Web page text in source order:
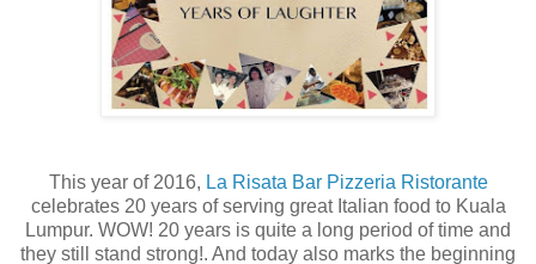
This year of 2016, La Risata Bar Pizzeria Ristorante
celebrates 20 years of serving great Italian food to Kuala
Lumpur. WOW! 20 years is quite a long period of time and
they still stand strong!. And today also marks the beginning